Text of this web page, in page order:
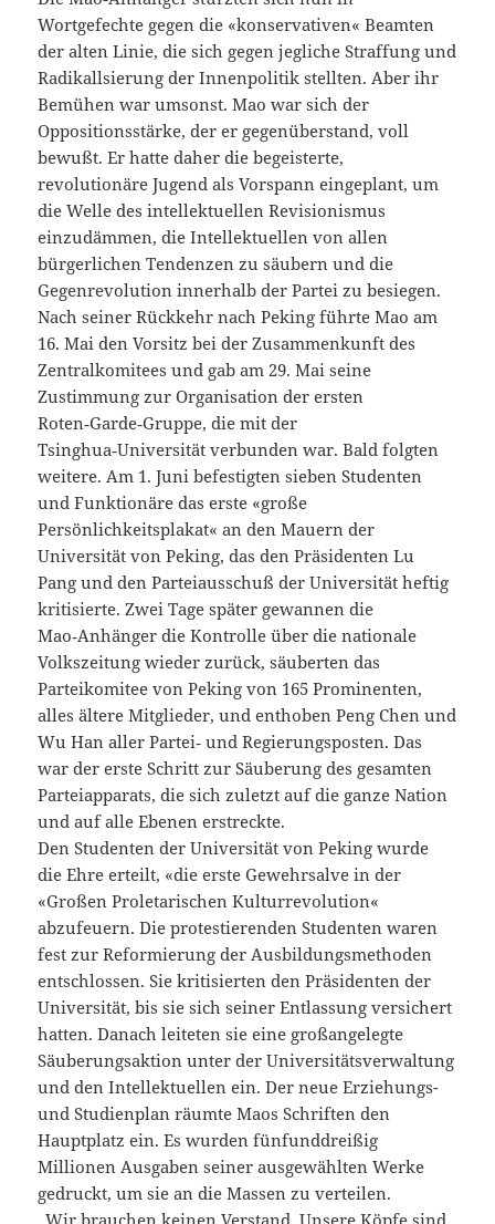
Wortgefechte gegen die «konservativen« Beamten
der alten Linie, die sich gegen jegliche Straffung und
Radikallsierung der Innenpolitik stellten. Aber ihr
Bemühen war umsonst. Mao war sich der
Oppositionsstärke, der er gegenüberstand, voll
bewußt. Er hatte daher die begeisterte,
revolutionäre Jugend als Vorspann eingeplant, um
die Welle des intellektuellen Revisionismus
einzudämmen, die Intellektuellen von allen
bürgerlichen Tendenzen zu säubern und die
Gegenrevolution innerhalb der Partei zu besiegen.
Nach seiner Rückkehr nach Peking führte Mao am
16. Mai den Vorsitz bei der Zusammenkunft des
Zentralkomitees und gab am 29. Mai seine
Zustimmung zur Organisation der ersten
Roten‑Garde‑Gruppe, die mit der
Tsinghua‑Universität verbunden war. Bald folgten
weitere. Am 1. Juni befestigten sieben Studenten
und Funktionäre das erste «große
Persönlichkeitsplakat« an den Mauern der
Universität von Peking, das den Präsidenten Lu
Pang und den Parteiausschuß der Universität heftig
kritisierte. Zwei Tage später gewannen die
Mao‑Anhänger die Kontrolle über die nationale
Volkszeitung wieder zurück, säuberten das
Parteikomitee von Peking von 165 Prominenten,
alles ältere Mitglieder, und enthoben Peng Chen und
Wu Han aller Partei‑ und Regierungsposten. Das
war der erste Schritt zur Säuberung des gesamten
Parteiapparats, die sich zuletzt auf die ganze Nation
und auf alle Ebenen erstreckte.
Den Studenten der Universität von Peking wurde
die Ehre erteilt, «die erste Gewehrsalve in der
«Großen Proletarischen Kulturrevolution«
abzufeuern. Die protestierenden Studenten waren
fest zur Reformierung der Ausbildungsmethoden
entschlossen. Sie kritisierten den Präsidenten der
Universität, bis sie sich seiner Entlassung versichert
hatten. Danach leiteten sie eine großangelegte
Säuberungsaktion unter der Universitätsverwaltung
und den Intellektuellen ein. Der neue Erziehungs-
und Studienplan räumte Maos Schriften den
Hauptplatz ein. Es wurden fünfunddreißig
Millionen Ausgaben seiner ausgewählten Werke
gedruckt, um sie an die Massen zu verteilen.